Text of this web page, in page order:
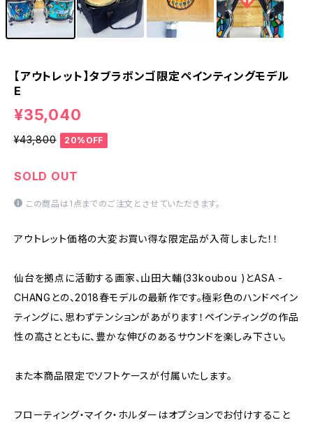
【アウトレット】タブラボンゴ限定ペインティングモデル
E
¥35,040
¥43,800 20%OFF
SOLD OUT
この商品は1点までのご注文とさせていただきます。
アウトレット価格の大変お買い得な限定品が入荷しました！！
仙台を拠点に活動する画家、山田大輔(33koubou )とASA -
CHANGとの、2018春モデルの最新作です。極彩色のハンドペイン
ティングに、思わずテンションがあがります！ペインティングの作品
性の高さとともに、豊かな伸びのあるサウンドを楽しみ下さい。
また本商品限定でソフトケースが付属いたします。
フローティング・マイク・ホルダーはオプションでお付けすること